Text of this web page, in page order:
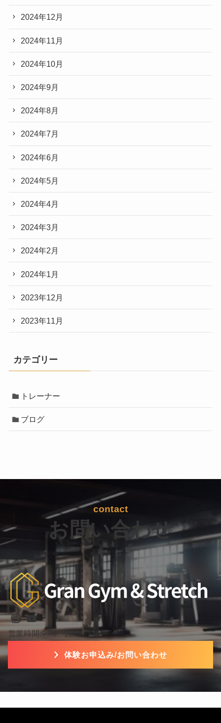
2024年12月
2024年11月
2024年10月
2024年9月
2024年8月
2024年7月
2024年6月
2024年5月
2024年4月
2024年3月
2024年2月
2024年1月
2023年12月
2023年11月
カテゴリー
トレーナー
ブログ
contact
お問い合わせ
Instagram
YouTube
営業時間:9:00〜22:00
体験お申込み/お問い合わせ